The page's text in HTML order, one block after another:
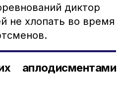
диктор
не хлопать во время
аплодисментами